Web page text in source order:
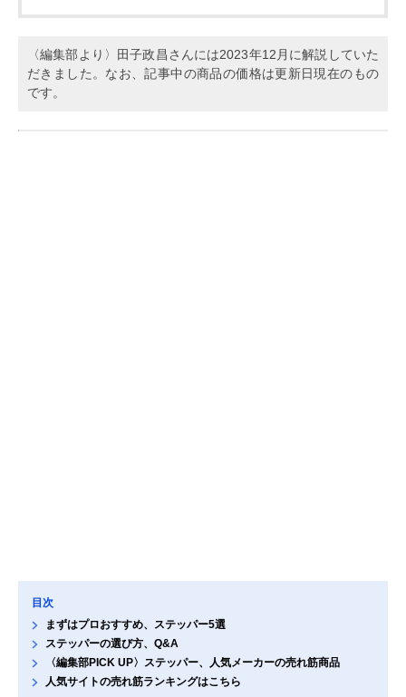
〈編集部より〉田子政昌さんには2023年12月に解説していた
だきました。なお、記事中の商品の価格は更新日現在のもの
です。
目次
まずはプロおすすめ、ステッパー5選
ステッパーの選び方、Q&A
〈編集部PICK UP〉ステッパー、人気メーカーの売れ筋商品
人気サイトの売れ筋ランキングはこちら